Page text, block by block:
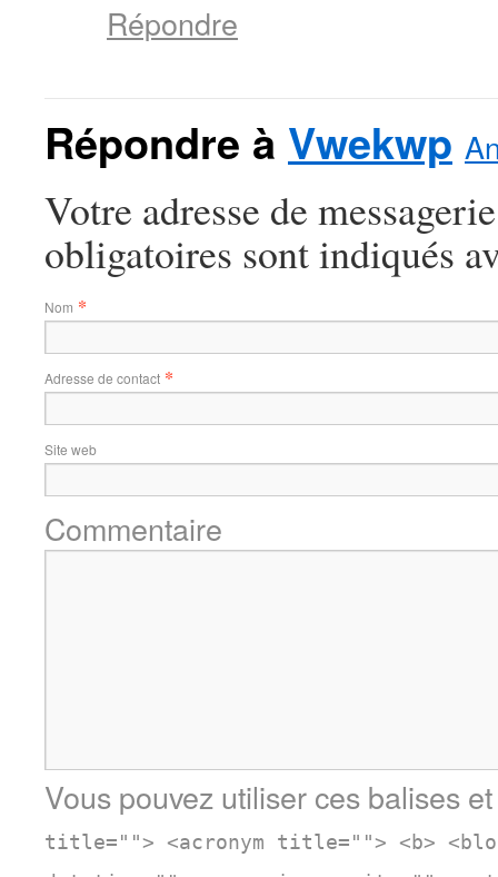
Répondre
Répondre à Vwekwp
Votre adresse de
obligatoires sont indiqués
Nom *
Adresse de contact *
Site web
Commentaire
Vous pouvez utiliser ces balises
title=""> <acronym title=""> <b>